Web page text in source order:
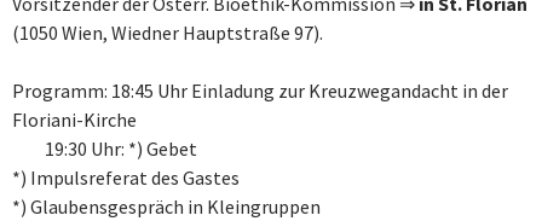
(1050 Wien, Wiedner Hauptstraße 97).
Programm: 18:45 Uhr Einladung zur Kreuzwegandacht in der
Floriani-Kirche
19:30 Uhr: *) Gebet
*) Impulsreferat des Gastes
*) Glaubensgespräch in Kleingruppen